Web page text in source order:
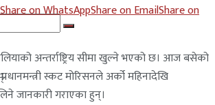
Share on WhatsAppShare on EmailShare on
अन्तर्राष्ट्रिय सीमा खुल्ने भएको छ। आज बसेको
स्कट मोरिसनले अर्को महिनादेखि
जानकारी गराएका हुन्।